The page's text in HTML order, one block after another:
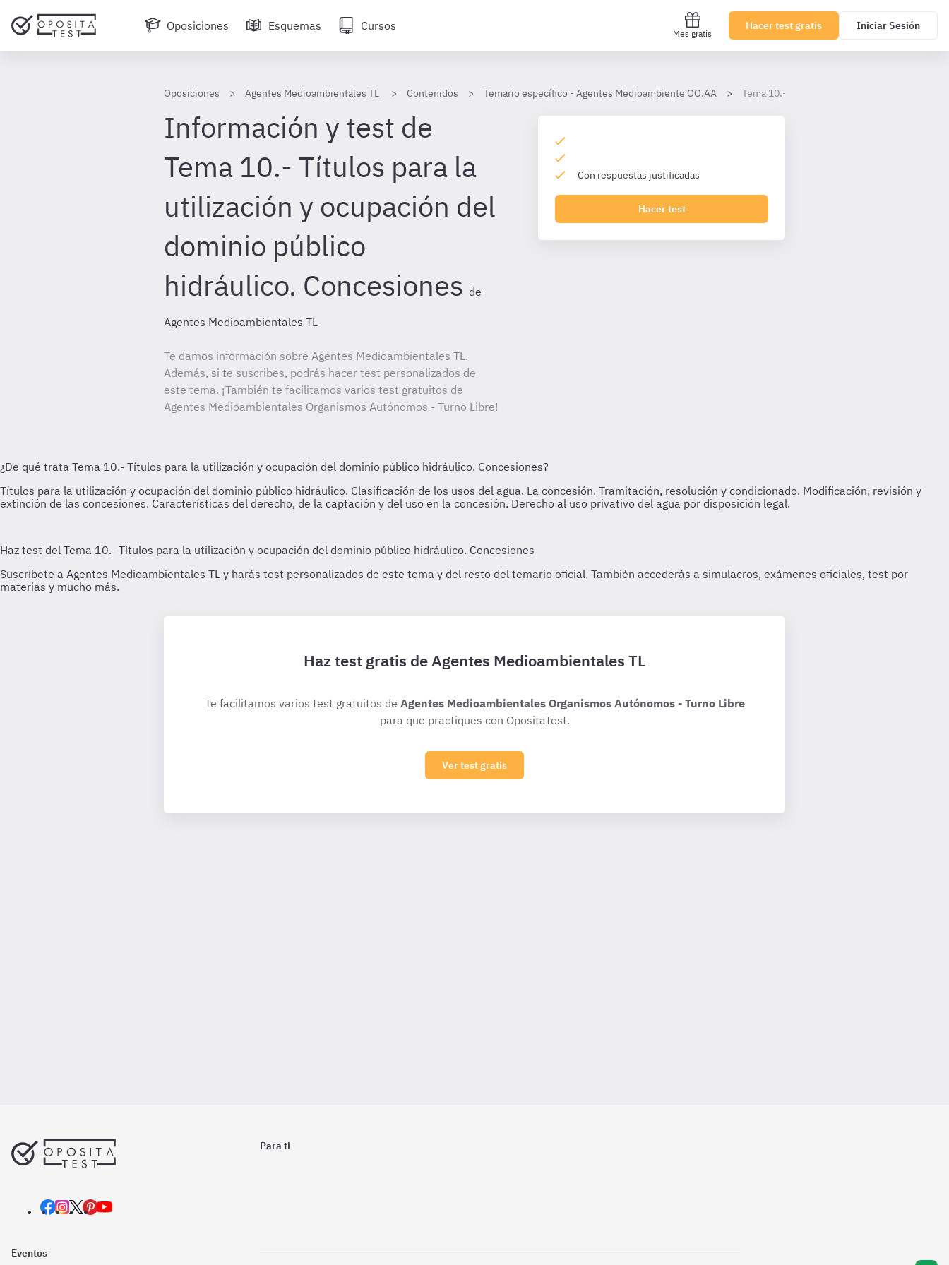
Oposiciones Esquemas Cursos
Mes gratis
Hacer test gratis Iniciar Sesión
Oposiciones Agentes Medioambientales TL Contenidos Temario específico - Agentes Medioambiente OO.AA Tema 10.- Títulos para la utilización y
Información y test de
Tema 10.- Títulos para la
utilización y ocupación del
dominio público
hidráulico. Concesiones de
Agentes Medioambientales TL
Te damos información sobre Agentes Medioambientales TL.
Además, si te suscribes, podrás hacer test personalizados de
este tema. ¡También te facilitamos varios test gratuitos de
Agentes Medioambientales Organismos Autónomos - Turno Libre!
Con respuestas justificadas
Hacer test
Haz test gratis de Agentes Medioambientales TL
Te facilitamos varios test gratuitos de Agentes Medioambientales Organismos Autónomos - Turno Libre
para que practiques con OpositaTest.
Ver test gratis
Para ti
Eventos